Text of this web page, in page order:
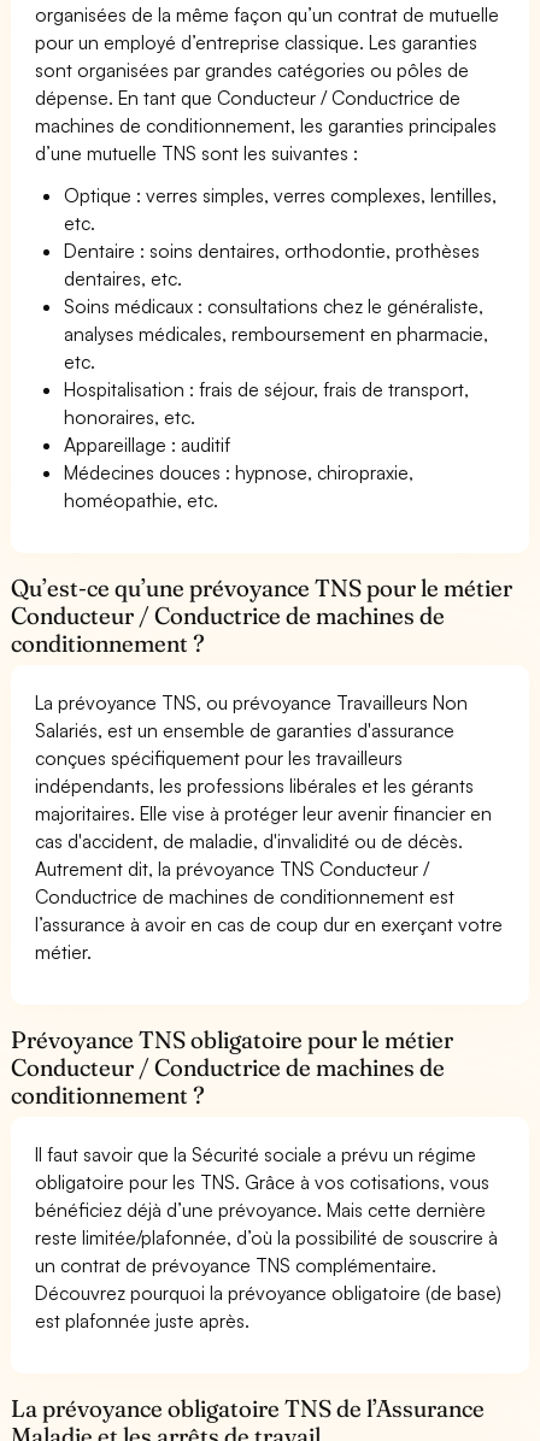
organisées de la même façon qu’un contrat de mutuelle
pour un employé d’entreprise classique. Les garanties
sont organisées par grandes catégories ou pôles de
dépense. En tant que Conducteur / Conductrice de
machines de conditionnement, les garanties principales
d’une mutuelle TNS sont les suivantes :
Optique : verres simples, verres complexes, lentilles,
etc.
Dentaire : soins dentaires, orthodontie, prothèses
dentaires, etc.
Soins médicaux : consultations chez le généraliste,
analyses médicales, remboursement en pharmacie,
etc.
Hospitalisation : frais de séjour, frais de transport,
honoraires, etc.
Appareillage : auditif
Médecines douces : hypnose, chiropraxie,
homéopathie, etc.
Qu’est-ce qu’une prévoyance TNS pour le métier
Conducteur / Conductrice de machines de
conditionnement ?
La prévoyance TNS, ou prévoyance Travailleurs Non
Salariés, est un ensemble de garanties d'assurance
conçues spécifiquement pour les travailleurs
indépendants, les professions libérales et les gérants
majoritaires. Elle vise à protéger leur avenir financier en
cas d'accident, de maladie, d'invalidité ou de décès.
Autrement dit, la prévoyance TNS Conducteur /
Conductrice de machines de conditionnement est
l’assurance à avoir en cas de coup dur en exerçant votre
métier.
Prévoyance TNS obligatoire pour le métier
Conducteur / Conductrice de machines de
conditionnement ?
Il faut savoir que la Sécurité sociale a prévu un régime
obligatoire pour les TNS. Grâce à vos cotisations, vous
bénéficiez déjà d’une prévoyance. Mais cette dernière
reste limitée/plafonnée, d’où la possibilité de souscrire à
un contrat de prévoyance TNS complémentaire.
Découvrez pourquoi la prévoyance obligatoire (de base)
est plafonnée juste après.
La prévoyance obligatoire TNS de l’Assurance